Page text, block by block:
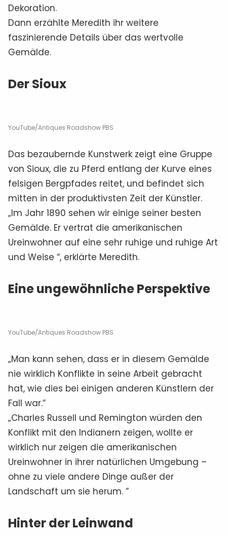
Dekoration.
Dann erzählte Meredith ihr weitere
faszinierende Details über das wertvolle
Gemälde.
Der Sioux
YouTube/Antiques Roadshow PBS
Das bezaubernde Kunstwerk zeigt eine Gruppe
von Sioux, die zu Pferd entlang der Kurve eines
felsigen Bergpfades reitet, und befindet sich
mitten in der produktivsten Zeit der Künstler.
„Im Jahr 1890 sehen wir einige seiner besten
Gemälde. Er vertrat die amerikanischen
Ureinwohner auf eine sehr ruhige und ruhige Art
und Weise “, erklärte Meredith.
Eine ungewöhnliche Perspektive
YouTube/Antiques Roadshow PBS
„Man kann sehen, dass er in diesem Gemälde
nie wirklich Konflikte in seine Arbeit gebracht
hat, wie dies bei einigen anderen Künstlern der
Fall war.”
„Charles Russell und Remington würden den
Konflikt mit den Indianern zeigen, wollte er
wirklich nur zeigen die amerikanischen
Ureinwohner in ihrer natürlichen Umgebung –
ohne zu viele andere Dinge außer der
Landschaft um sie herum. ”
Hinter der Leinwand